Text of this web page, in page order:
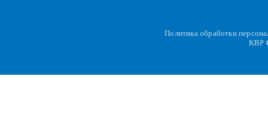
Политика обработки
KBP